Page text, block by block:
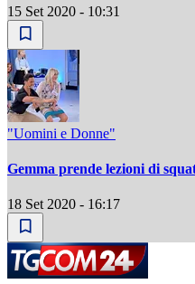
15 Set 2020 - 10:31
"Uomini e Donne"
Gemma prende lezioni di
18 Set 2020 - 16:17